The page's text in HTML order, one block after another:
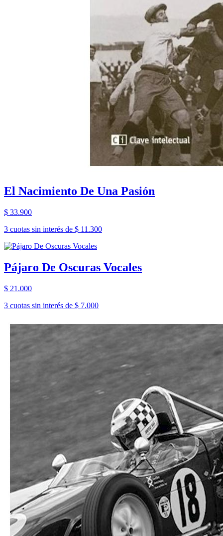
El Nacimiento De Una Pasión
$ 33.900
3 cuotas sin interés de $ 11.300
Pájaro De Oscuras Vocales
$ 21.000
3 cuotas sin interés de $ 7.000